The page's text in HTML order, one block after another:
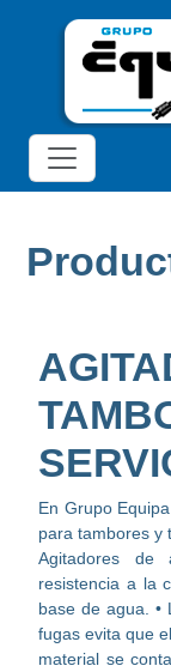
En Grupo
para tambores y
Agitadores de
resistencia a la
base de agua. •
fugas evita que el
material se